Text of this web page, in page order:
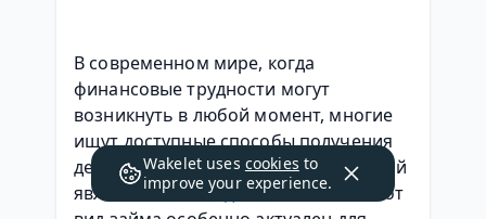
В современном мире, когда
финансовые трудности могут
возникнуть в любой момент, многие
ищут доступные способы получения
денег. Одним из популярных решений
являетсязайм под залог птс спб
. Этот
Wakelet uses cookies to
improve your experience.